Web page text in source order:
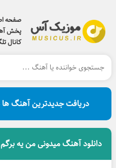
صفحه
پخش
کانال
دریافت جدیدترین آهنگ ها
دانلود آهنگ میدونی من یه